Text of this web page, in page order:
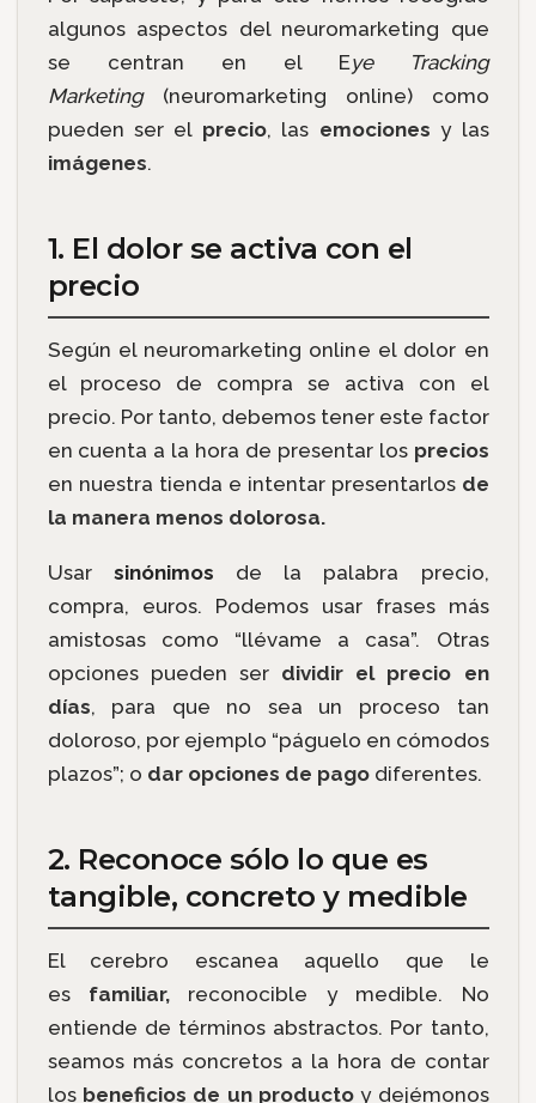
algunos aspectos del neuromarketing que
se centran en el Eye Tracking
Marketing (neuromarketing online) como
pueden ser el precio, las emociones y las
imágenes.
1. El dolor se activa con el
precio
Según el neuromarketing online el dolor en
el proceso de compra se activa con el
precio. Por tanto, debemos tener este factor
en cuenta a la hora de presentar los precios
en nuestra tienda e intentar presentarlos de
la manera menos dolorosa.
Usar sinónimos de la palabra precio,
compra, euros. Podemos usar frases más
amistosas como “llévame a casa”. Otras
opciones pueden ser dividir el precio en
días, para que no sea un proceso tan
doloroso, por ejemplo “páguelo en cómodos
plazos”; o dar opciones de pagodiferentes.
2. Reconoce sólo lo que es
tangible, concreto y medible
El cerebro escanea aquello que le
es familiar,reconocible y medible. No
entiende de términos abstractos. Por tanto,
seamos más concretos a la hora de contar
los beneficios de un productoy dejémonos